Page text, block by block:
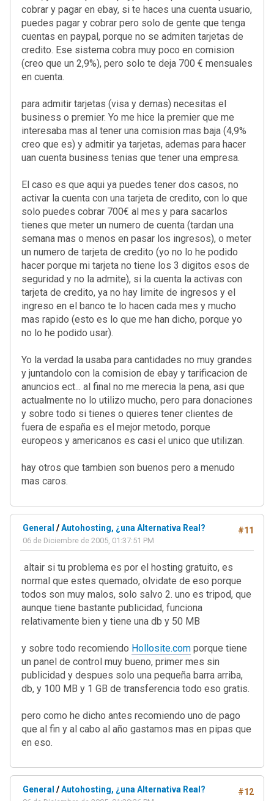
cobrar y pagar en ebay, si te haces una cuenta usuario,
puedes pagar y cobrar pero solo de gente que tenga
cuentas en paypal, porque no se admiten tarjetas de
credito. Ese sistema cobra muy poco en comision
(creo que un 2,9%), pero solo te deja 700 € mensuales
en cuenta.
para admitir tarjetas (visa y demas) necesitas el
business o premier. Yo me hice la premier que me
interesaba mas al tener una comision mas baja (4,9%
creo que es) y admitir ya tarjetas, ademas para hacer
uan cuenta business tenias que tener una empresa.
El caso es que aqui ya puedes tener dos casos, no
activar la cuenta con una tarjeta de credito, con lo que
solo puedes cobrar 700€ al mes y para sacarlos
tienes que meter un numero de cuenta (tardan una
semana mas o menos en pasar los ingresos), o meter
un numero de tarjeta de credito (yo no lo he podido
hacer porque mi tarjeta no tiene los 3 digitos esos de
seguridad y no la admite), si la cuenta la activas con
tarjeta de credito, ya no hay limite de ingresos y el
ingreso en el banco te lo hacen cada mes y mucho
mas rapido (esto es lo que me han dicho, porque yo
no lo he podido usar).
Yo la verdad la usaba para cantidades no muy grandes
y juntandolo con la comision de ebay y tarificacion de
anuncios ect... al final no me merecia la pena, asi que
actualmente no lo utilizo mucho, pero para donaciones
y sobre todo si tienes o quieres tener clientes de
fuera de españa es el mejor metodo, porque
europeos y americanos es casi el unico que utilizan.
hay otros que tambien son buenos pero a menudo
mas caros.
#11
General /Autohosting, ¿una Alternativa Real?
06 de Diciembre de 2005, 01:37:51 PM
altair si tu problema es por el hosting gratuito, es
normal que estes quemado, olvidate de eso porque
todos son muy malos, solo salvo 2. uno es tripod, que
aunque tiene bastante publicidad, funciona
relativamente bien y tiene una db y 50 MB
y sobre todo recomiendo Hollosite.com porque tiene
un panel de control muy bueno, primer mes sin
publicidad y despues solo una pequeña barra arriba,
db, y 100 MB y 1 GB de transferencia todo eso gratis.
pero como he dicho antes recomiendo uno de pago
que al fin y al cabo al año gastamos mas en pipas que
en eso.
#12
General /Autohosting, ¿una Alternativa Real?